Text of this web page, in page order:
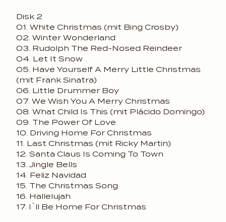
Disk 2
01. White Christmas (mit Bing Crosby)
02. Winter Wonderland
03. Rudolph The Red-Nosed Reindeer
04. Let It Snow
05. Have Yourself A Merry Little Christmas
(mit Frank Sinatra)
06. Little Drummer Boy
07. We Wish You A Merry Christmas
08. What Child Is This (mit Plácido Domingo)
09. The Power Of Love
10. Driving Home For Christmas
11. Last Christmas (mit Ricky Martin)
12. Santa Claus Is Coming To Town
13. Jingle Bells
14. Feliz Navidad
15. The Christmas Song
16. Hallelujah
17. I`ll Be Home For Christmas